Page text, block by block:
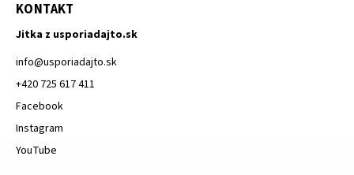
KONTAKT
Jitka z usporiadajto.sk
info@usporiadajto.sk
+420 725 617 411
Facebook
Instagram
YouTube